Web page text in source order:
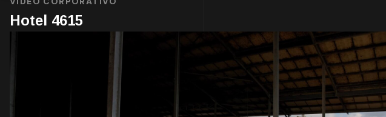
Hotel 4615